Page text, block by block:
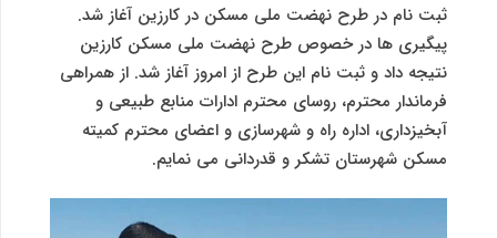
ثبت نام در طرح نهضت ملی مسکن در کارزین آغاز شد.
پیگیری ها در خصوص طرح نهضت ملی مسکن کارزین
نتیجه داد و ثبت نام این طرح از امروز آغاز شد. از همراهی
فرماندار محترم، روسای محترم ادارات منابع طبیعی و
آبخیزداری، اداره راه و شهرسازی و اعضای محترم کمیته
مسکن شهرستان تشکر و قدردانی می نمایم.